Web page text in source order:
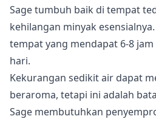
Sage tumbuh baik di tempat
kehilangan minyak
tempat yang mendapat 6-8
hari.
Kekurangan sedikit air dapat
beraroma, tetapi ini adalah
Sage membutuhkan